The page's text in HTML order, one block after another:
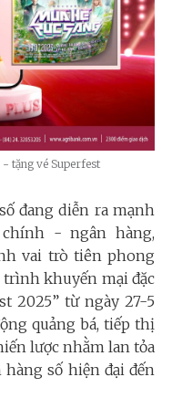
- tặng vé Superfest
đang diễn ra mạnh
- ngân hàng,
vai trò tiên phong
khuyến mại đặc
2025” từ ngày 27-5
quảng bá, tiếp thị
lược nhằm lan tỏa
số hiện đại đến